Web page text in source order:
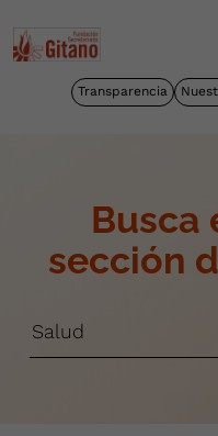
Transparencia
Busca
sección